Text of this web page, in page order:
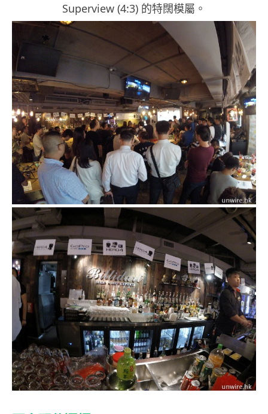
Superview (4:3) 的特闊模屬。